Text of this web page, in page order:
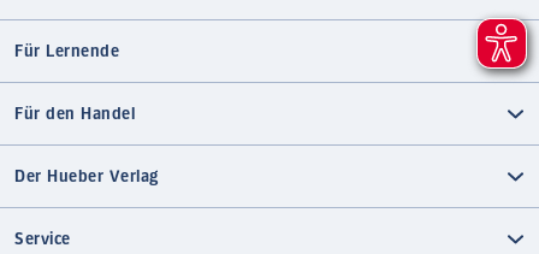
Für Lernende
Für den Handel
Der Hueber Verlag
Service